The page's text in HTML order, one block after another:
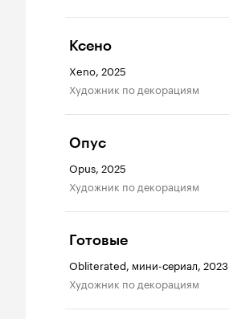
Ксено
Xeno, 2025
Художник по декорациям
Опус
Opus, 2025
Художник по декорациям
Готовые
Obliterated, мини-сериал, 2023
Художник по декорациям